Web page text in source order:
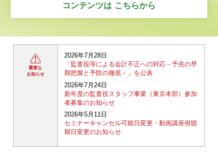
コンテンツは こちらから
重要な
お知らせ
2026年7月28日
「監査役等による会計不正への対応－予兆の早
期把握と予防の徹底－」を公表
2026年7月24日
新年度の監査役スタッフ事業（東京本部）参加
者募集のお知らせ
2026年5月11日
セミナーキャンセル可能日変更・動画講座視聴
期日変更のお知らせ